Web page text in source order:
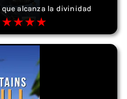
que alcanza la divinidad